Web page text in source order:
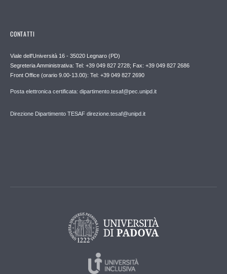
CONTATTI
Viale dell'Università 16 - 35020 Legnaro (PD)
Segreteria Amministrativa: Tel: +39 049 827 2728; Fax: +39 049 827 2686
Front Office (orario 9.00-13.00): Tel: +39 049 827 2690
Posta elettronica certificata: dipartimento.tesaf@pec.unipd.it
Direzione Dipartimento TESAF direzione.tesaf@unipd.it